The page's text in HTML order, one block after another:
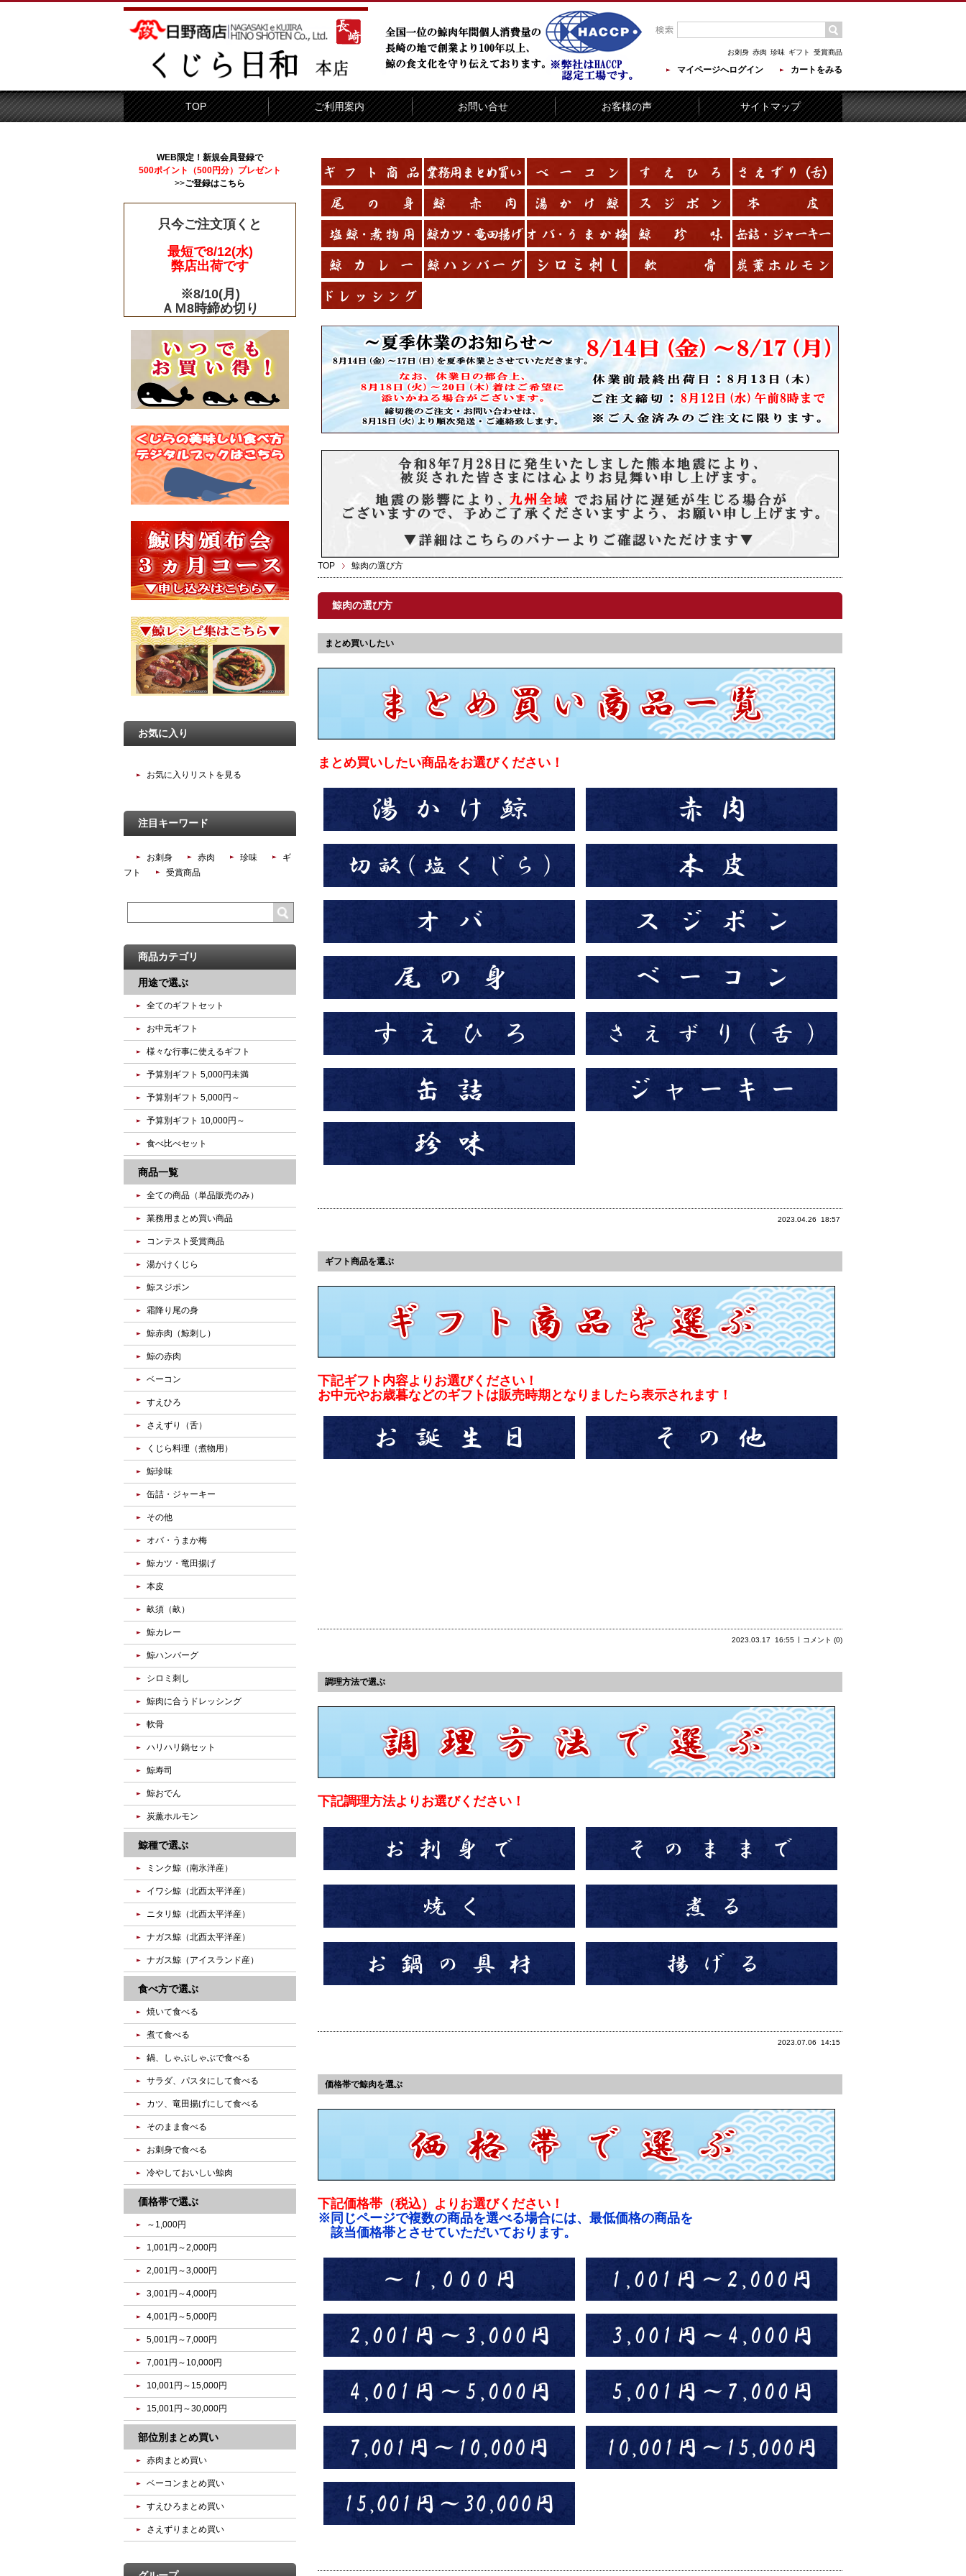
お刺身 赤肉 珍味 ギフト 受賞商品
マイページへログイン カートをみる
TOP ご利用案内 お問い合せ お客様の声 サイトマップ
TOP 鯨肉の選び方
鯨肉の選び方
まとめ買いしたい
まとめ買いしたい商品をお選びください！
2023.04.26 18:57
ギフト商品を選ぶ
下記ギフト内容よりお選びください！
お中元やお歳暮などのギフトは販売時期となりましたら表示されます！
2023.03.17 16:55 コメント (0)
調理方法で選ぶ
下記調理方法よりお選びください！
2023.07.06 14:15
価格帯で鯨肉を選ぶ
下記価格帯（税込）よりお選びください！
※同じページで複数の商品を選べる場合には、最低価格の商品を
該当価格帯とさせていただいております。
WEB限定！新規会員登録で
500ポイント（500円分）プレゼント
>>ご登録はこちら
只今ご注文頂くと
最短で8/12(水)
弊店出荷です
※8/10(月)
ＡＭ8時締め切り
お気に入り
お気に入りリストを見る
注目キーワード
お刺身 赤肉 珍味
ギ
フト
受賞商品
商品カテゴリ
用途で選ぶ
全てのギフトセット
お中元ギフト
様々な行事に使えるギフト
予算別ギフト 5,000円未満
予算別ギフト 5,000円～
予算別ギフト 10,000円～
食べ比べセット
商品一覧
全ての商品（単品販売のみ）
業務用まとめ買い商品
コンテスト受賞商品
湯かけくじら
鯨スジポン
霜降り尾の身
鯨赤肉（鯨刺し）
鯨の赤肉
ベーコン
すえひろ
さえずり（舌）
くじら料理（煮物用）
鯨珍味
缶詰・ジャーキー
その他
オバ・うまか梅
鯨カツ・竜田揚げ
本皮
畝須（畝）
鯨カレー
鯨ハンバーグ
シロミ刺し
鯨肉に合うドレッシング
軟骨
ハリハリ鍋セット
鯨寿司
鯨おでん
炭薫ホルモン
鯨種で選ぶ
ミンク鯨（南氷洋産）
イワシ鯨（北西太平洋産）
ニタリ鯨（北西太平洋産）
ナガス鯨（北西太平洋産）
ナガス鯨（アイスランド産）
食べ方で選ぶ
焼いて食べる
煮て食べる
鍋、しゃぶしゃぶで食べる
サラダ、パスタにして食べる
カツ、竜田揚げにして食べる
そのまま食べる
お刺身で食べる
冷やしておいしい鯨肉
価格帯で選ぶ
～1,000円
1,001円～2,000円
2,001円～3,000円
3,001円～4,000円
4,001円～5,000円
5,001円～7,000円
7,001円～10,000円
10,001円～15,000円
15,001円～30,000円
部位別まとめ買い
赤肉まとめ買い
ベーコンまとめ買い
すえひろまとめ買い
さえずりまとめ買い